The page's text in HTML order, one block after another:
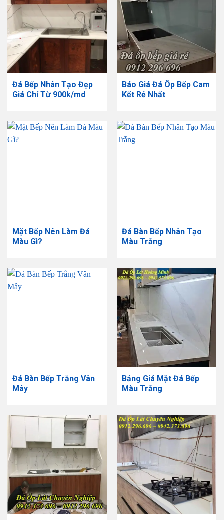
Đá Bếp Nhân Tạo Đẹp
Giá Chỉ Từ 900k/md
Báo Giá Đá Ôp Bếp Cam
Kết Rẻ Nhất
Mặt Bếp Nên Làm Đá
Màu Gì?
Đá Bàn Bếp Nhân Tạo
Màu Trắng
Đá Bàn Bếp Trắng Vân
Mây
Bảng Giá Mặt Đá Bếp
Màu Trắng